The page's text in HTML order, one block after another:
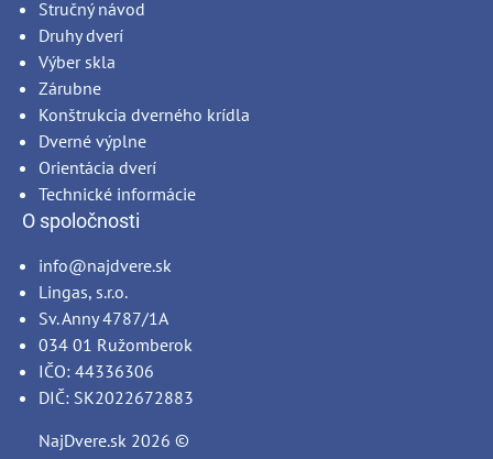
Stručný návod
Druhy dverí
Výber skla
Zárubne
Konštrukcia dverného krídla
Dverné výplne
Orientácia dverí
Technické informácie
O spoločnosti
info@najdvere.sk
Lingas, s.r.o.
Sv. Anny 4787/1A
034 01 Ružomberok
IČO: 44336306
DIČ: SK2022672883
NajDvere.sk 2026 ©